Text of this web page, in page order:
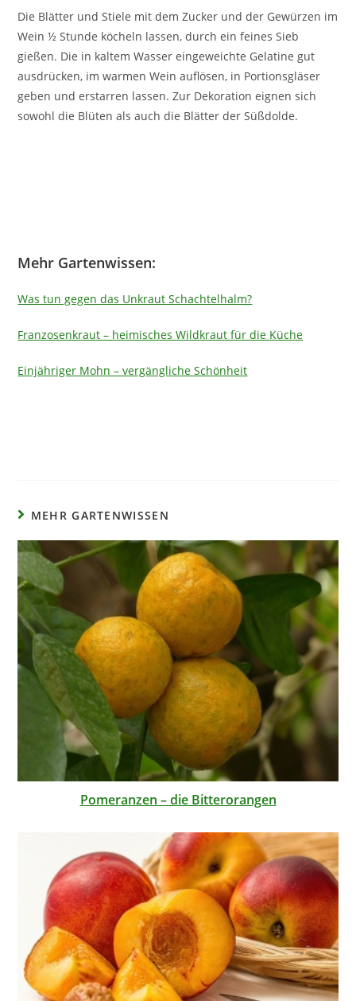
Die Blätter und Stiele mit dem Zucker und der Gewürzen im
Wein ½ Stunde köcheln lassen, durch ein feines Sieb
gießen. Die in kaltem Wasser eingeweichte Gelatine gut
ausdrücken, im warmen Wein auflösen, in Portionsgläser
geben und erstarren lassen. Zur Dekoration eignen sich
sowohl die Blüten als auch die Blätter der Süßdolde.
Mehr Gartenwissen:
Was tun gegen das Unkraut Schachtelhalm?
Franzosenkraut – heimisches Wildkraut für die Küche
Einjähriger Mohn – vergängliche Schönheit
MEHR GARTENWISSEN
Pomeranzen – die Bitterorangen